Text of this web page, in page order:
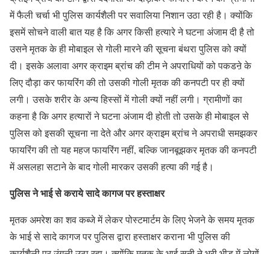
में फैली चर्चा भी पुलिस कार्यशैली पर सवालिया निशान उठा रही है। क्योंकि
इसमें सोचने वाली बात यह है कि अगर किसी हत्यारे ने घटना अंजाम दी है तो
उसने मृतक के ही मोबाइल से गोली मारने की सूचना बंथरा पुलिस को क्यों
दी। इसके अलावा अगर क्राइम ब्रांच की टीम ने अपराधियों को पकडऩे के
लिए दौड़ा कर फायरिंग की तो उसकी गोली मृतक की कनपटी पर ही क्यों
लगी। उसके शरीर के अन्य हिस्सों में गोली क्यों नहीं लगी। ग्रामीणों का
कहना है कि अगर हत्यारों ने घटना अंजाम दी होती तो उसके ही मोबाइल से
पुलिस को इसकी सूचना ना देते और अगर क्राइम ब्रांच ने अपराधी समझकर
फायरिंग की तो यह महज फायरिंग नहीं, बल्कि जानबूझकर मृतक की कनपटी
में असलहा सटाने के बाद गोली मारकर उसकी हत्या की गई है।
पुलिस ने भाई से कराये सादे कागज पर हस्ताक्षर
मृतक अमरेश का शव कब्जे में लेकर पोस्टमार्टम के लिए भेजने के समय मृतक
के भाई से सादे कागज पर पुलिस द्वारा हस्ताक्षर कराना भी पुलिस की